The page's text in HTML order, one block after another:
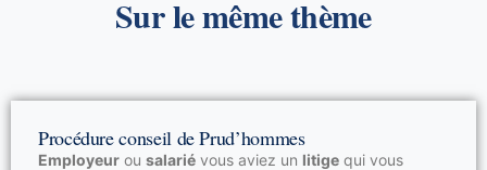
Licenciement pour abandon de poste ou absences
Licenciement pour insuffisance professionnelle
Sur le même thème
Procédure conseil de Prud’hommes
Employeur ou salarié vous aviez un litige qui vous